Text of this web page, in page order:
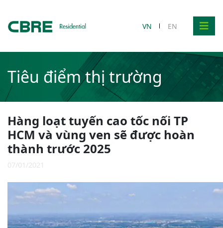
VN EN
Tiêu điểm thị trường
Hàng loạt tuyến cao tốc nối TP
HCM và vùng ven sẽ được hoàn
thành trước 2025
07/01/2021